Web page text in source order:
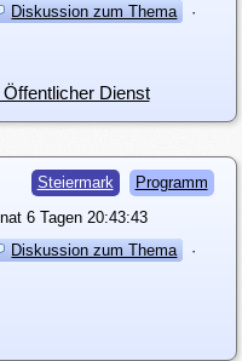
Diskussion zum Thema
·
Dienst
Steiermark Programm
6 Tagen 20:43:43
Diskussion zum Thema
·